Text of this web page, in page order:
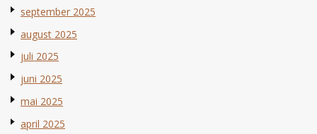
september 2025
august 2025
juli 2025
juni 2025
mai 2025
april 2025